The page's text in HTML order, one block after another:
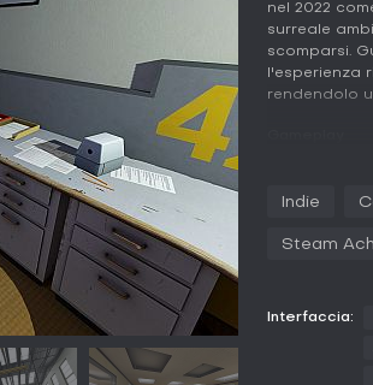
nel 2022
surreale
scomparsi.
l'esperienza
rendendolo
oggetti che
decisioni
accessibilità
La
Indie
Steam
Interfaccia: